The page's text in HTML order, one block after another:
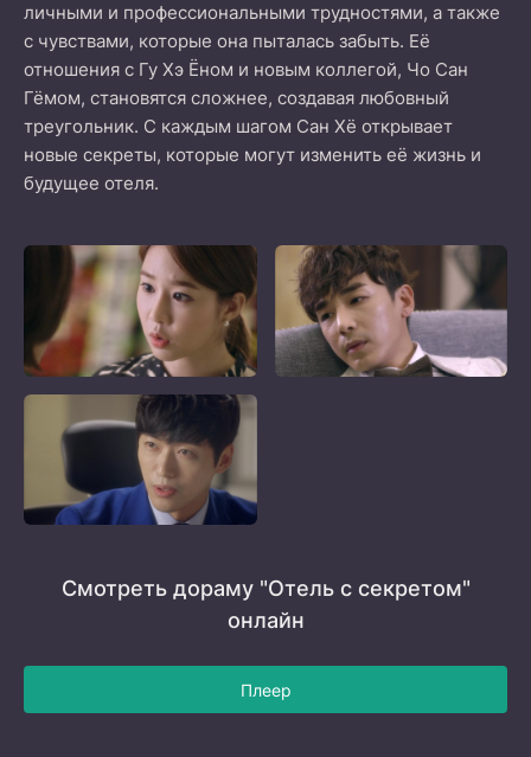
личными и профессиональными трудностями, а также
с чувствами, которые она пыталась забыть. Её
отношения с Гу Хэ Ёном и новым коллегой, Чо Сан
Гёмом, становятся сложнее, создавая любовный
треугольник. С каждым шагом Сан Хё открывает
новые секреты, которые могут изменить её жизнь и
будущее отеля.
Смотреть дораму "Отель с секретом"
онлайн
Плеер